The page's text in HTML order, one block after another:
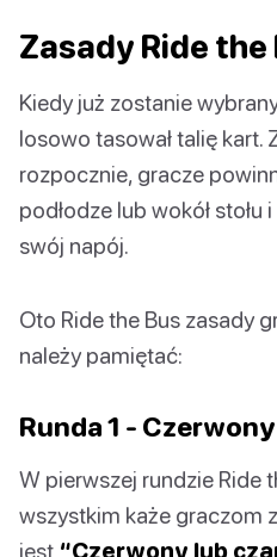
Zasady Ride the
Kiedy już zostanie
losowo tasował talię kart.
rozpocznie, gracze
podłodze lub wokół
swój napój.
Oto Ride the Bus zasady
należy pamiętać:
Runda 1 -
W pierwszej rundzie Ride
wszystkim każe graczom
jest “Czerwony lub